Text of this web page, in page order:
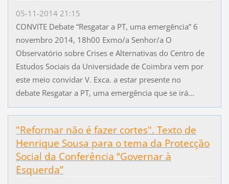
05-11-2014 21:15
CONVITE Debate “Resgatar a PT, uma emergência” 6
novembro 2014, 18h00 Exmo/a Senhor/a O
Observatório sobre Crises e Alternativas do Centro de
Estudos Sociais da Universidade de Coimbra vem por
este meio convidar V. Exca. a estar presente no
debate Resgatar a PT, uma emergência que se irá...
"Reformar não é fazer cortes". Texto de
Henrique Sousa para o tema da Protecção
Social da Conferência “Governar à
Esquerda”